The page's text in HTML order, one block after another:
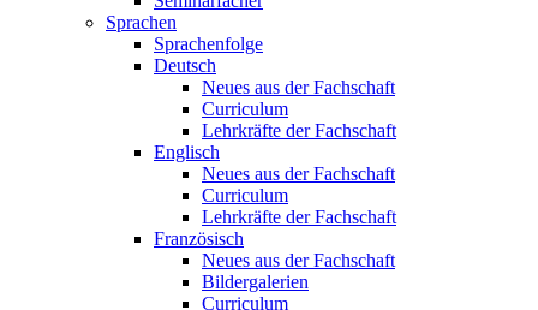
Sprachen
Sprachenfolge
Deutsch
Neues aus der Fachschaft
Curriculum
Lehrkräfte der Fachschaft
Englisch
Neues aus der Fachschaft
Curriculum
Lehrkräfte der Fachschaft
Französisch
Neues aus der Fachschaft
Bildergalerien
Curriculum